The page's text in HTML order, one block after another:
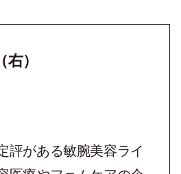
）
評がある敏腕美容ライ